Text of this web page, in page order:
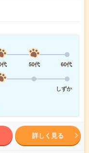
代 50代
60代
しずか
詳しく見る